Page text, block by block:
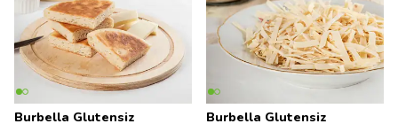
Burbella Glutensiz Burbella Glutensiz